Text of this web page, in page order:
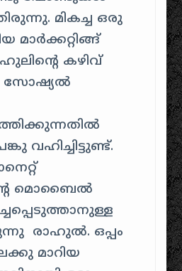
മികച്ച ഒരു
കഴിവ്
സോഷ്യൽ
വഹിച്ചിട്ടുണ്ട്.
മൊബൈൽ
രാഹുൽ. ഒപ്പം
മാറിയ